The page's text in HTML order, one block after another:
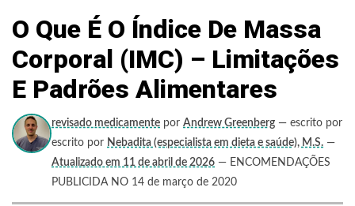
O Que É O Índice De Massa
Corporal (IMC) – Limitações
E Padrões Alimentares
revisado medicamente por Andrew Greenberg — escrito por
escrito por Nebadita (especialista em dieta e saúde), M.S. —
Atualizado em 11 de abril de 2026 — ENCOMENDAÇÕES
PUBLICIDA NO 14 de março de 2020